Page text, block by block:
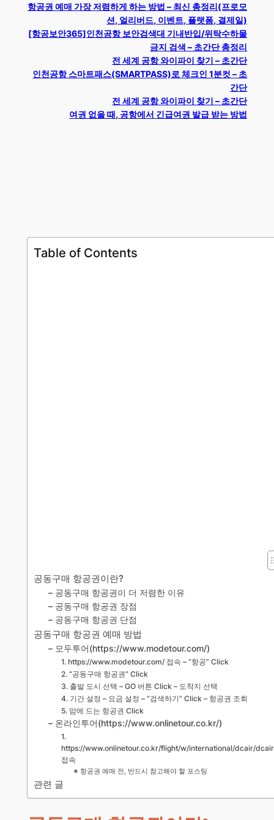
항공권 예매 가장 저렴하게 하는 방법 – 최신 총정리(프로모
션, 얼리버드, 이벤트, 플랫폼, 결제일)
[항공보안365]인천공항 보안검색대 기내반입/위탁수하물
금지 검색 – 초간단 총정리
전 세계 공항 와이파이 찾기 – 초간단
인천공항 스마트패스(SMARTPASS)로 체크인 1분컷 – 초
간단
전 세계 공항 와이파이 찾기 – 초간단
여권 없을 때, 공항에서 긴급여권 발급 받는 방법
Table of Contents
공동구매 항공권이란?
– 공동구매 항공권이 더 저렴한 이유
– 공동구매 항공권 장점
– 공동구매 항공권 단점
공동구매 항공권 예매 방법
– 모두투어(https://www.modetour.com/)
1. https://www.modetour.com/ 접속 – “항공” Click
2. “공동구매 항공권” Click
3. 출발 도시 선택 – GO 버튼 Click – 도착지 선택
4. 기간 설정 – 요금 설정 – “검색하기” Click – 항공권 조회
5. 맘에 드는 항공권 Click
– 온라인투어(https://www.onlinetour.co.kr/)
1.
https://www.onlinetour.co.kr/flight/w/international/dcair/
접속
※ 항공권 예매 전, 반드시 참고해야 할 포스팅
관련 글